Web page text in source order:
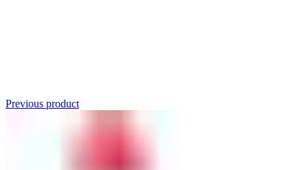
Previous product